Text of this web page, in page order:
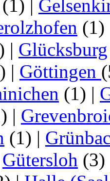
(1) |
(1)
| Glücksburg
| Göttingen
(1) |
|
(1) |
Gütersloh (3)